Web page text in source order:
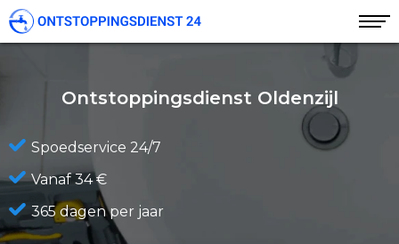
Ontstoppingsdienst Oldenzijl
Spoedservice 24/7
Vanaf 34 €
365 dagen per jaar